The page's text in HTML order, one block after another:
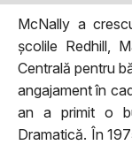
McNally a
școlile Redhill,
Centrală pentru
angajament în
an a primit o
Dramatică. În